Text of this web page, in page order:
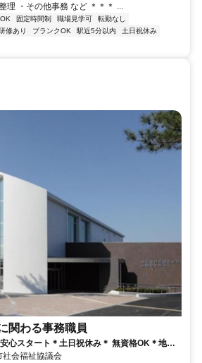
理 ・その他事務 など ＊＊＊ ...
固定時間制 職場見学可
転勤なし
修あり ブランクOK 駅近5分以内
土日祝休み
関わる事務職員
ト＊土日祝休み＊ 無資格OK＊地域
スタッフ募集！
会福祉協議会